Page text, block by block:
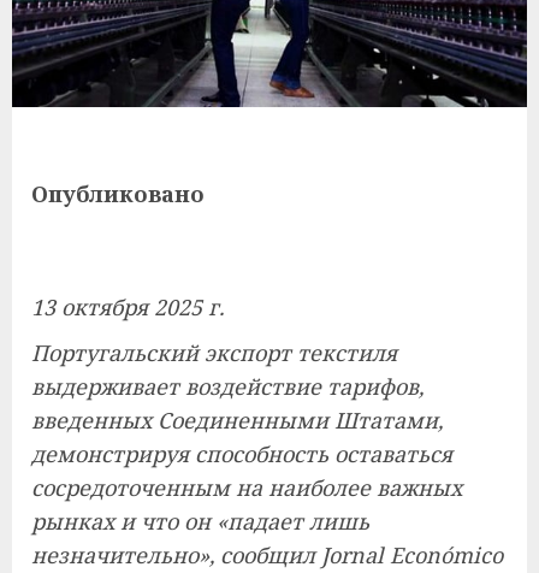
Опубликовано
13 октября 2025 г.
Португальский экспорт текстиля
выдерживает воздействие тарифов,
введенных Соединенными Штатами,
демонстрируя способность оставаться
сосредоточенным на наиболее важных
рынках и что он «падает лишь
незначительно», сообщил Jornal Económico